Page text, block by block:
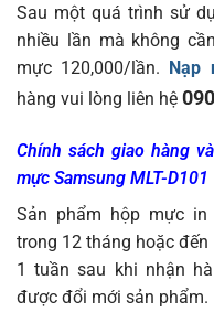
Sau một quá trình sử
nhiều lần mà không
mực 120,000/lần. Nạp
hàng vui lòng liên hệ
Chính sách giao hàng
mực Samsung MLT-D101
Sản phẩm hộp mực in
trong 12 tháng hoặc
1 tuần sau khi nhận
được đổi mới sản phẩm.